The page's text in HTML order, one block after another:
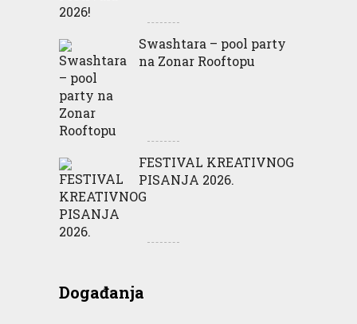
Swashtara – pool party
na Zonar Rooftopu
FESTIVAL KREATIVNOG
PISANJA 2026.
Događanja